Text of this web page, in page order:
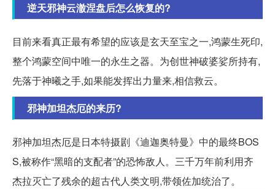
逆天邪神云澈涅盘后怎么恢复的?
目前来看真正最有希望的应该是玄天至宝之一,鸿蒙生死印,
整个鸿蒙空间中唯一的永生之器。为创世神破婆娑所持有,
先落于神曦之手,如果能发挥出力量来,相信救云。
邪神加坦杰厄的来历?
邪神加坦杰厄是日本特摄剧《迪迦奥特曼》中的最终BOS
S,被称作“黑暗的支配者”的恐怖敌人。三千万年前利用齐
杰拉灭亡了残余的超古代人类文明,带领佐加统治了。